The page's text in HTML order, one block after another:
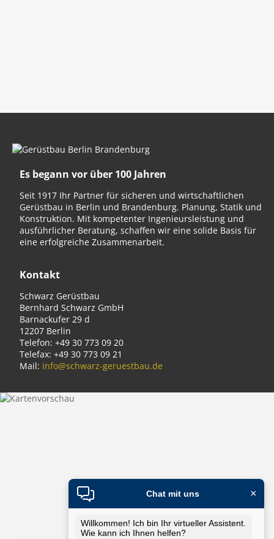
Es begann vor über 100 Jahren
Seit 1917 Ihr Partner für sicheren und wirtschaftlichen
Gerüstbau in Berlin und Brandenburg. Planung, Statik und
Konstruktion. Mit kompetenter Ingenieursleistung und
ausführlicher Beratung, schaffen wir eine solide Basis für
eine erfolgreiche Zusammenarbeit.
Kontakt
Schwarz Gerüstbau
Bernhard Schwarz GmbH
Barnackufer 29 d
12207 Berlin
Telefon: +49 30 773 09 20
Telefax: +49 30 773 09 21
Mail: info@schwarz-geruestbau.de
Chat mit uns ×
Willkommen! Ich bin Ihr virtueller Assistent.
Wie kann ich Ihnen helfen?